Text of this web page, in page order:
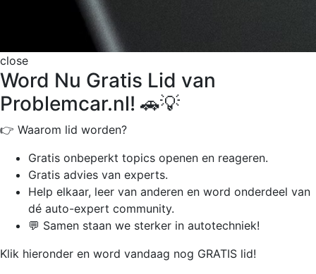
close
Word Nu Gratis Lid van
Problemcar.nl! 🚗💡
👉 Waarom lid worden?
Gratis onbeperkt topics openen en reageren.
Gratis advies van experts.
Help elkaar, leer van anderen en word onderdeel van
dé auto-expert community.
💬 Samen staan we sterker in autotechniek!
Klik hieronder en word vandaag nog GRATIS lid!